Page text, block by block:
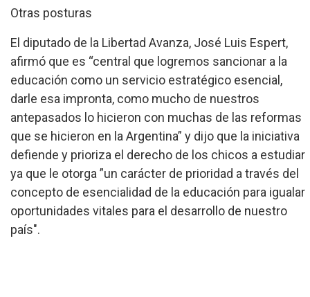
Otras posturas
El diputado de la Libertad Avanza, José Luis Espert,
afirmó que es “central que logremos sancionar a la
educación como un servicio estratégico esencial,
darle esa impronta, como mucho de nuestros
antepasados lo hicieron con muchas de las reformas
que se hicieron en la Argentina” y dijo que la iniciativa
defiende y prioriza el derecho de los chicos a estudiar
ya que le otorga ”un carácter de prioridad a través del
concepto de esencialidad de la educación para igualar
oportunidades vitales para el desarrollo de nuestro
país".